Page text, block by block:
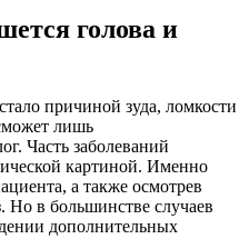
голова и
причиной зуда, ломкости
лишь
Часть заболеваний
картиной. Именно
а также осмотрев
Но в большинстве случаев
дополнительных